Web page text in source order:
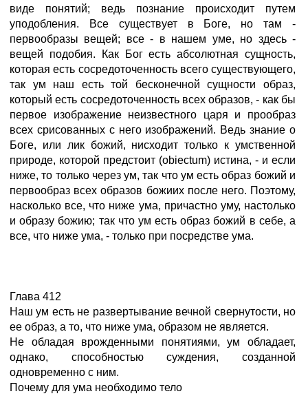
виде понятий; ведь познание происходит путем
уподобления. Все существует в Боге, но там -
первообразы вещей; все - в нашем уме, но здесь -
вещей подобия. Как Бог есть абсолютная сущность,
которая есть сосредоточенность всего существующего,
так ум наш есть той бесконечной сущности образ,
который есть сосредоточенность всех образов, - как бы
первое изображение неизвестного царя и прообраз
всех срисованных с него изображений. Ведь знание о
Боге, или лик божий, нисходит только к умственной
природе, которой предстоит (obiectum) истина, - и если
ниже, то только через ум, так что ум есть образ божий и
первообраз всех образов божиих после него. Поэтому,
насколько все, что ниже ума, причастно уму, настолько
и образу божию; так что ум есть образ божий в себе, а
все, что ниже ума, - только при посредстве ума.
Глава 412
Наш ум есть не развертывание вечной свернутости, но
ее образ, а то, что ниже ума, образом не является.
Не обладая врожденными понятиями, ум обладает,
однако, способностью суждения, созданной
одновременно с ним.
Почему для ума необходимо тело